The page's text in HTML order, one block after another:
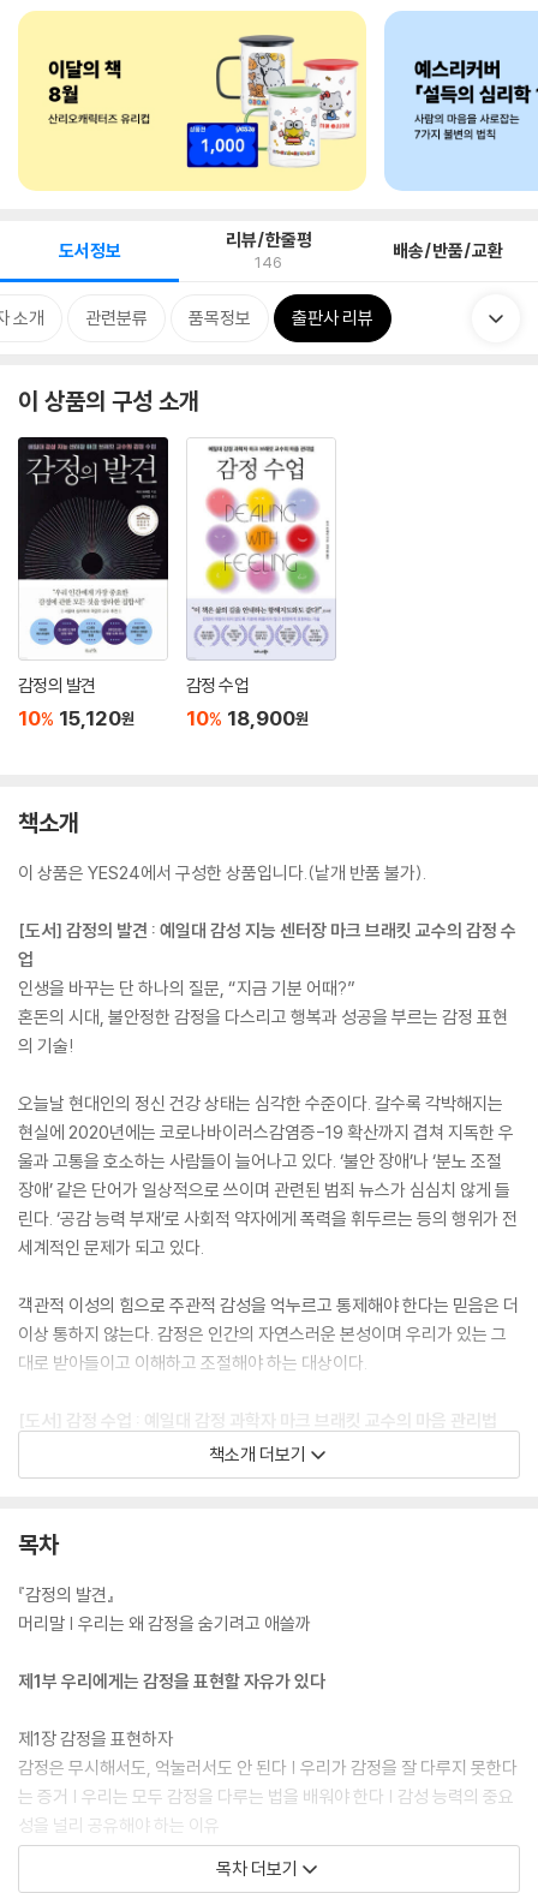
도서정보 리뷰/한줄평
146 배송/반품/교환
소개 관련분류 품목정보 출판사 리뷰
이 상품의 구성 소개
감정의 발견
10% 15,120원
감정 수업
10% 18,900원
책소개
이 상품은 YES24에서 구성한 상품입니다.(낱개 반품 불가).
[도서] 감정의 발견 : 예일대 감성 지능 센터장 마크 브래킷 교수의 감정 수
업
인생을 바꾸는 단 하나의 질문, “지금 기분 어때?”
혼돈의 시대, 불안정한 감정을 다스리고 행복과 성공을 부르는 감정 표현
의 기술!
오늘날 현대인의 정신 건강 상태는 심각한 수준이다. 갈수록 각박해지는
현실에 2020년에는 코로나바이러스감염증-19 확산까지 겹쳐 지독한 우
울과 고통을 호소하는 사람들이 늘어나고 있다. ‘불안 장애’나 ‘분노 조절
장애’ 같은 단어가 일상적으로 쓰이며 관련된 범죄 뉴스가 심심치 않게 들
린다. ‘공감 능력 부재’로 사회적 약자에게 폭력을 휘두르는 등의 행위가 전
세계적인 문제가 되고 있다.
객관적 이성의 힘으로 주관적 감성을 억누르고 통제해야 한다는 믿음은 더
이상 통하지 않는다. 감정은 인간의 자연스러운 본성이며 우리가 있는 그
대로 받아들이고 이해하고 조절해야 하는 대상이다.
[도서] 감정 수업 : 예일대 감정 과학자 마크 브래킷 교수의 마음 관리법
* 문요한 작가, 앤절라 더크워스, 애덤 그랜트, 비벡 머시, 리사 다무르 등
* 전 세계 5,000여 학교에서 활용되는 정서 교육법 ‘룰러’와 ‘무드 미터’
* 일과 관계, 학교와 가정에서 감정 소모에 지친 이들을 위한 마음 회복 필
독서!
드라마 〈모두가 자신의 무가치함과 싸우고 있다〉에는 감정을 색과 단어로
변하며 ‘분노’, ‘억울’ 같은 단어가 뜨고, 즐겁거나 편안할 때는 초록색으로
바뀌며 ‘안심’, ‘설렘’ 같은 감정을 보여주는 식이다. 드라마에선 설정이지
만, 실제로 감정을 4가지 색(빨강, 노랑, 파랑, 초록)과 감정을 나타내는
표현(‘초조한’, ‘활발한’, ‘슬픈’, ‘편한’ 등)으로 알려주는 도구가 존재한다.
바로 예일대 감성 지능 센터의 마크 브래킷 교수와 연구진이 개발한 감정
그래프 ‘무드 미터’(Mood Meter)다. 브래킷 교수는 감정을 다루는 5단
책소개 더보기
목차
『감정의 발견』
머리말 | 우리는 왜 감정을 숨기려고 애쓸까
제1부 우리에게는 감정을 표현할 자유가 있다
제1장 감정을 표현하자
감정은 무시해서도, 억눌러서도 안 된다 | 우리가 감정을 잘 다루지 못한다
는 증거 | 우리는 모두 감정을 다루는 법을 배워야 한다 | 감성 능력의 중요
성을 널리 공유해야 하는 이유
목차 더보기